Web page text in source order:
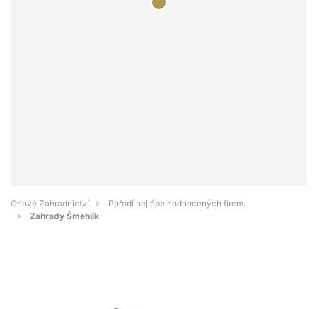
Orlové Zahradnictví
Pořadí nejlépe hodnocených firem.
Zahrady Šmehlík